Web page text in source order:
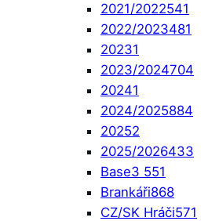
2021/2022541
2022/2023481
20231
2023/2024704
20241
2024/2025884
20252
2025/2026433
Base3 551
Brankáři868
CZ/SK Hráči571